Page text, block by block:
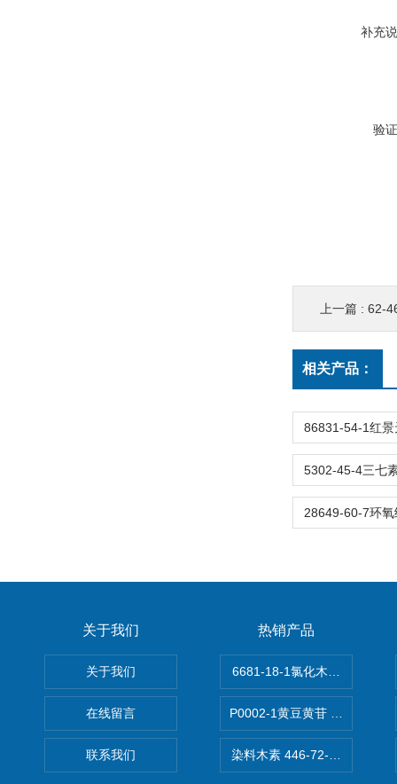
补充
验
上一篇 : 62-
相关产品：
关于我们
关于我们
在线留言
联系我们
热销产品
6681-18-1氯化木兰花碱
P0002-1黄豆黄苷 40246-10-
染料木素 446-72-0